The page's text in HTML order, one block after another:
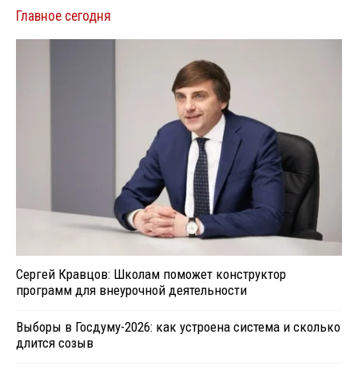
Главное сегодня
Сергей Кравцов: Школам поможет конструктор
программ для внеурочной деятельности
Выборы в Госдуму-2026: как устроена система и сколько
длится созыв